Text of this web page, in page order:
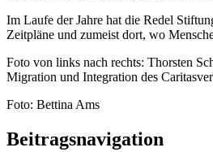
Im Laufe der Jahre hat die Redel
Zeitpläne und zumeist dort, wo
Foto von links nach rechts: Thorsten
Migration und Integration des
Foto: Bettina Ams
Beitragsnavigation